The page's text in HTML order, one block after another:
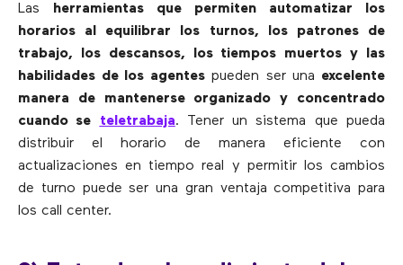
Las
herramientas que permiten automatizar los
horarios al equilibrar los turnos, los patrones de
trabajo, los descansos, los tiempos muertos y las
habilidades de los agentes pueden ser una excelente
manera de mantenerse organizado y concentrado
cuando se
teletrabaja. Tener un sistema que pueda
distribuir el horario de manera eficiente con
actualizaciones en tiempo real y permitir los cambios
de turno puede ser una gran ventaja competitiva para
los call center.